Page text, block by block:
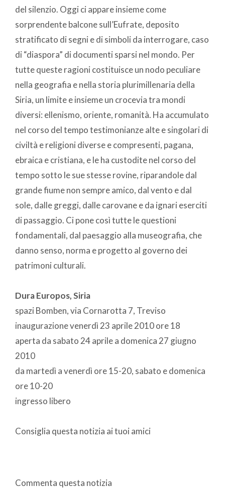
del silenzio. Oggi ci appare insieme come
sorprendente balcone sull’Eufrate, deposito
stratificato di segni e di simboli da interrogare, caso
di “diaspora” di documenti sparsi nel mondo. Per
tutte queste ragioni costituisce un nodo peculiare
nella geografia e nella storia plurimillenaria della
Siria, un limite e insieme un crocevia tra mondi
diversi: ellenismo, oriente, romanità. Ha accumulato
nel corso del tempo testimonianze alte e singolari di
civiltà e religioni diverse e compresenti, pagana,
ebraica e cristiana, e le ha custodite nel corso del
tempo sotto le sue stesse rovine, riparandole dal
grande fiume non sempre amico, dal vento e dal
sole, dalle greggi, dalle carovane e da ignari eserciti
di passaggio. Ci pone così tutte le questioni
fondamentali, dal paesaggio alla museografia, che
danno senso, norma e progetto al governo dei
patrimoni culturali.
Dura Europos, Siria
spazi Bomben, via Cornarotta 7, Treviso
inaugurazione venerdì 23 aprile 2010 ore 18
aperta da sabato 24 aprile a domenica 27 giugno
2010
da martedì a venerdì ore 15-20, sabato e domenica
ore 10-20
ingresso libero
Consiglia questa notizia ai tuoi amici
Commenta questa notizia